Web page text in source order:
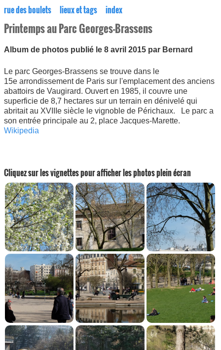
rue des boulets lieux et tags index
Printemps au Parc Georges-Brassens
Album de photos publié le 8 avril 2015 par Bernard
Le parc Georges-Brassens se trouve dans le
15e arrondissement de Paris sur l'emplacement des anciens
abattoirs de Vaugirard. Ouvert en 1985, il couvre une
superficie de 8,7 hectares sur un terrain en dénivelé qui
abritait au XVIIIe siècle le vignoble de Périchaux. Le parc a
son entrée principale au 2, place Jacques-Marette.
Wikipedia
Cliquez sur les vignettes pour afficher les photos plein écran